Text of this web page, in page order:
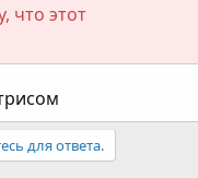
что этот
для ответа.